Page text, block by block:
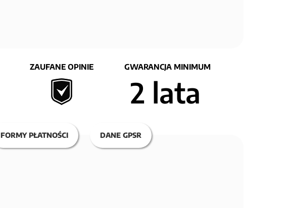
ZAUFANE OPINIE GWARANCJA MINIMUM
2 lata
FORMY PŁATNOŚCI DANE GPSR